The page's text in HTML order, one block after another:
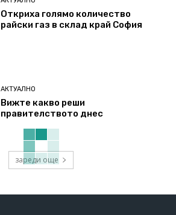
Откриха голямо количество
райски газ в склад край София
АКТУАЛНО
Вижте какво реши
правителството днес
зареди още